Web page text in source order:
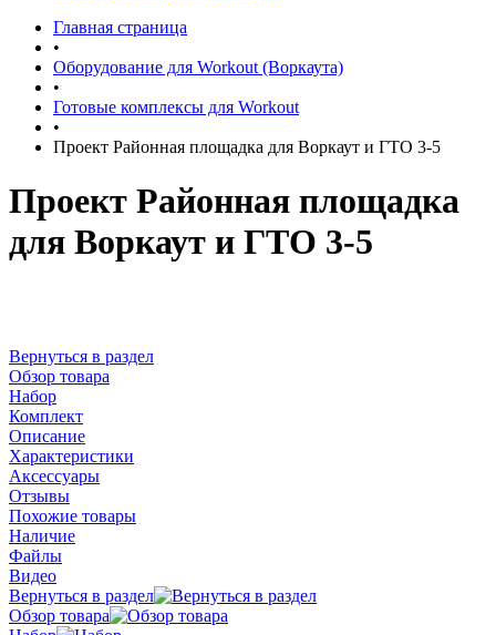
Главная страница
•
Оборудование для Workout (Воркаута)
•
Готовые комплексы для Workout
•
Проект Районная площадка для Воркаут и ГТО 3-5
Проект Районная площадка
для Воркаут и ГТО 3-5
Вернуться в раздел
Обзор товара
Набор
Комплект
Описание
Характеристики
Аксессуары
Отзывы
Похожие товары
Наличие
Файлы
Видео
Вернуться в раздел
Обзор товара